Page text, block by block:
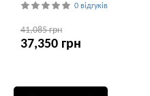
0 відгуків
41,085 грн
37,350 грн